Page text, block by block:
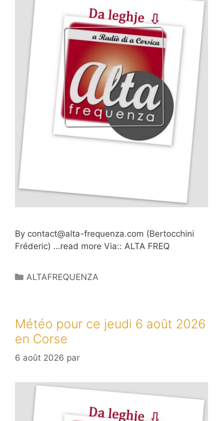
By contact@alta-frequenza.com (Bertocchini
Fréderic) …read more Via:: ALTA FREQ
Catégories
ALTAFREQUENZA
Météo pour ce jeudi 6 août 2026
en Corse
6 août 2026 par